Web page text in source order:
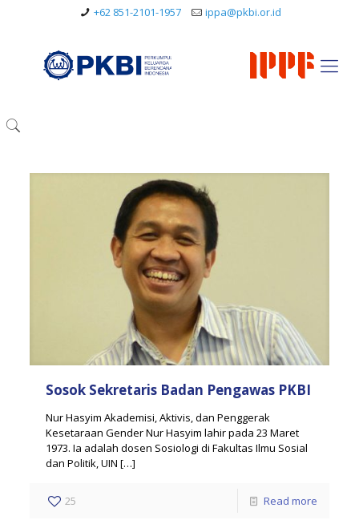
+62 851-2101-1957 ippa@pkbi.or.id
Sosok Sekretaris Badan Pengawas PKBI
Nur Hasyim Akademisi, Aktivis, dan Penggerak
Kesetaraan Gender Nur Hasyim lahir pada 23 Maret
1973. Ia adalah dosen Sosiologi di Fakultas Ilmu Sosial
dan Politik, UIN […]
25 Read more